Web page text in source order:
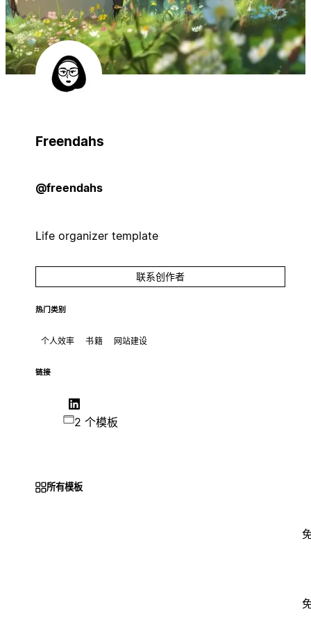
Freendahs
@freendahs
Life organizer template
联系创作者
热门类别
个人效率 书籍 网站建设
链接
2 个模板
所有模板